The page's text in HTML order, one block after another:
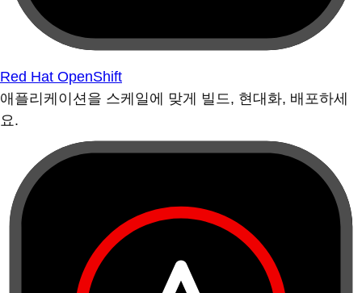
Red Hat OpenShift
애플리케이션을 스케일에 맞게 빌드, 현대화, 배포하세
요.